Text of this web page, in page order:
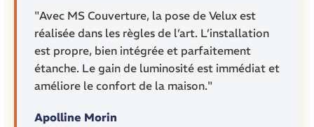
"Avec MS Couverture, la pose de Velux est
réalisée dans les règles de l’art. L’installation
est propre, bien intégrée et parfaitement
étanche. Le gain de luminosité est immédiat et
améliore le confort de la maison."
Apolline Morin